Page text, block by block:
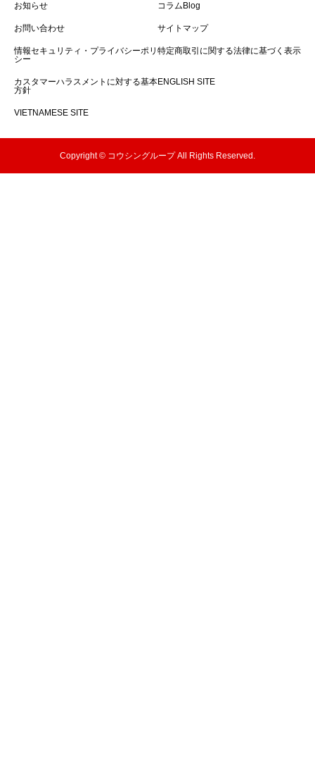
お知らせ コラムBlog
お問い合わせ サイトマップ
情報セキュリティ・プライバシーポリ
シー
特定商取引に関する法律に基づく表示
カスタマーハラスメントに対する基本
方針
ENGLISH SITE
VIETNAMESE SITE
Copyright © コウシングループ All Rights Reserved.